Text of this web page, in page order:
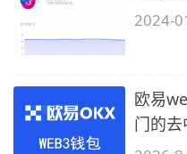
2024-
欧易
门的